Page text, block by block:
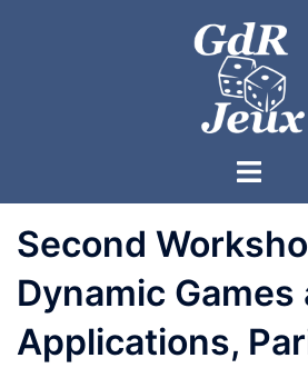
Second
Dynamic Games
Applications,